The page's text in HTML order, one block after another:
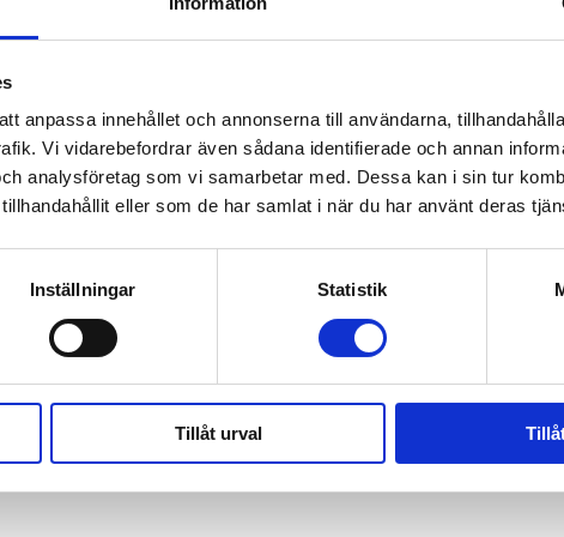
anpassa innehållet och annonserna till användarna,
Vi vidarebefordrar även sådana identifierade och annan
analysföretag som vi samarbetar med. Dessa kan i sin tur
eller som de har samlat i när du har använt deras
Inställningar Statistik
Tillåt urval